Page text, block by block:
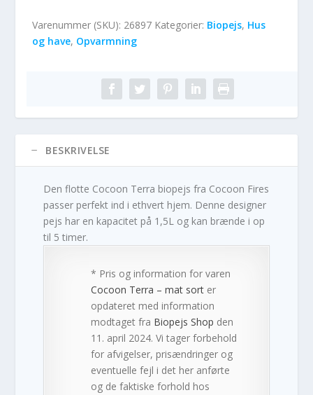
Varenummer (SKU): 26897 Kategorier: Biopejs, Hus
og have, Opvarmning
BESKRIVELSE
Den flotte Cocoon Terra biopejs fra Cocoon Fires
passer perfekt ind i ethvert hjem. Denne designer
pejs har en kapacitet på 1,5L og kan brænde i op
til 5 timer.
* Pris og information for varen
Cocoon Terra – mat sort er
opdateret med information
modtaget fra Biopejs Shop den
11. april 2024. Vi tager forbehold
for afvigelser, prisændringer og
eventuelle fejl i det her anførte
og de faktiske forhold hos